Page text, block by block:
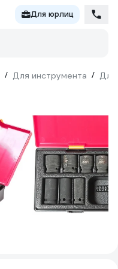
Для юрлиц
/ Для инструмента / Для